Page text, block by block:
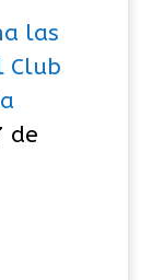
las
Club
de